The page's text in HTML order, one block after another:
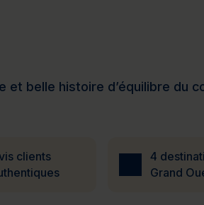
et belle histoire d’équilibre du
clients
4
Grand